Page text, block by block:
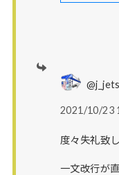
2021/10/23
度々失礼致し
一文改行が